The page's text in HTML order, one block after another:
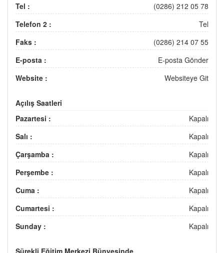
Tel :
(0286) 212 05 78
Telefon 2 :
Tel
Faks :
(0286) 214 07 55
E-posta :
E-posta Gönder
Website :
Websiteye Git
Açılış Saatleri
Pazartesi :
Kapalı
Salı :
Kapalı
Çarşamba :
Kapalı
Perşembe :
Kapalı
Cuma :
Kapalı
Cumartesi :
Kapalı
Sunday :
Kapalı
Sürekli Eğitim Merkezi Bünyesinde